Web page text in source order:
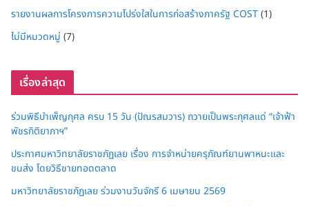
รายงานผลการโครงการความโปร่งใสในการก่อสร้างภาครัฐ COST(1)
ไม่มีหมวดหมู่ (7)
เรื่องล่าสุด
ร่วมพิธีบำเพ็ญกุศล ครบ 15 วัน (ปัณรสมวาร) ถวายเป็นพระกุศลแด่ “เจ้าฟ้า
พัชรกิติยาภาฯ”
ประกาศมหาวิทยาลัยราชภัฏเลย เรื่อง การจำหน่ายครุภัณฑ์ยานพาหนะและ
ขนส่ง โดยวิธีขายทอดตลาด
มหาวิทยาลัยราชภัฏเลย ร่วมงานวันจักรี 6 เมษายน 2569